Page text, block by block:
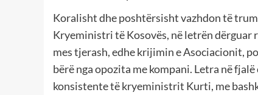
Koralisht dhe poshtërsisht vazhdon të
Kryeministri të Kosovës, në letrën dërguar
mes tjerash, edhe krijimin e Asociacionit,
bërë nga opozita me kompani. Letra në
konsistente të kryeministrit Kurti, me